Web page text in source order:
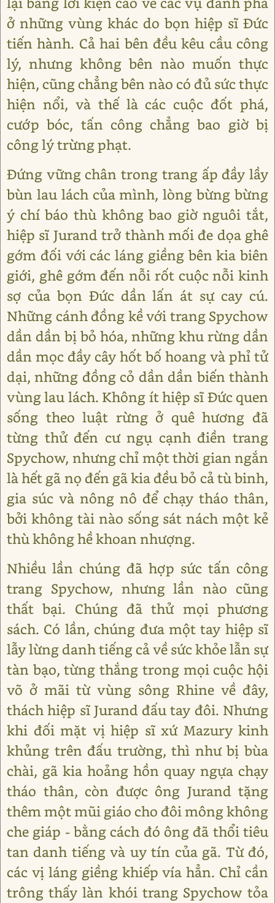
ở những vùng khác do bọn hiệp sĩ Đức
tiến hành. Cả hai bên đều kêu cầu công
lý, nhưng không bên nào muốn thực
hiện, cũng chẳng bên nào có đủ sức thực
hiện nổi, và thế là các cuộc đốt phá,
cướp bóc, tấn công chẳng bao giờ bị
công lý trừng phạt.
Đứng vững chân trong trang ấp đầy lầy
bùn lau lách của mình, lòng bừng bừng
ý chí báo thù không bao giờ nguôi tắt,
hiệp sĩ Jurand trở thành mối đe dọa ghê
gớm đối với các láng giềng bên kia biên
giới, ghê gớm đến nỗi rốt cuộc nỗi kinh
sợ của bọn Đức dần lấn át sự cay cú.
Những cánh đồng kề với trang Spychow
dần dần bị bỏ hóa, những khu rừng dần
dần mọc đầy cây hốt bố hoang và phỉ tử
dại, những đồng cỏ dần dần biến thành
vùng lau lách. Không ít hiệp sĩ Đức quen
sống theo luật rừng ở quê hương đã
từng thử đến cư ngụ cạnh điền trang
Spychow, nhưng chỉ một thời gian ngắn
là hết gã nọ đến gã kia đều bỏ cả tù binh,
gia súc và nông nô để chạy tháo thân,
bởi không tài nào sống sát nách một kẻ
thù không hề khoan nhượng.
Nhiều lần chúng đã hợp sức tấn công
trang Spychow, nhưng lần nào cũng
thất bại. Chúng đã thử mọi phương
sách. Có lần, chúng đưa một tay hiệp sĩ
lẫy lừng danh tiếng cả về sức khỏe lẫn sự
tàn bạo, từng thắng trong mọi cuộc hội
võ ở mãi từ vùng sông Rhine về đây,
thách hiệp sĩ Jurand đấu tay đôi. Nhưng
khi đối mặt vị hiệp sĩ xứ Mazury kinh
khủng trên đấu trường, thì như bị bùa
chài, gã kia hoảng hồn quay ngựa chạy
tháo thân, còn được ông Jurand tặng
thêm một mũi giáo cho đôi mông không
che giáp - bằng cách đó ông đã thổi tiêu
tan danh tiếng và uy tín của gã. Từ đó,
các vị láng giềng khiếp vía hẳn. Chỉ cần
trông thấy làn khói trang Spychow tỏa